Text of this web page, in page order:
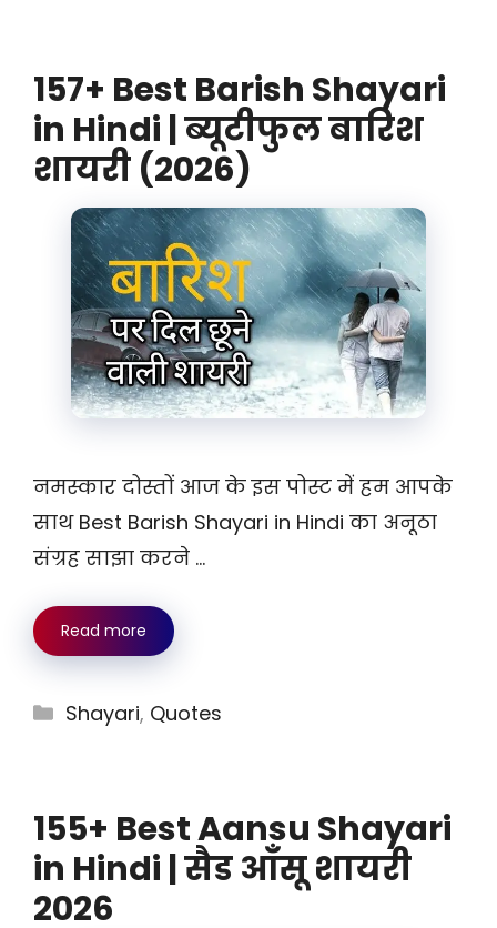
157+ Best Barish Shayari
in Hindi | ब्यूटीफुल बारिश
शायरी (2026)
नमस्कार दोस्तों आज के इस पोस्ट में हम आपके
साथ Best Barish Shayari in Hindi का अनूठा
संग्रह साझा करने …
Read more
Categories
Shayari, Quotes
155+ Best Aansu Shayari
in Hindi | सैड आँसू शायरी
2026